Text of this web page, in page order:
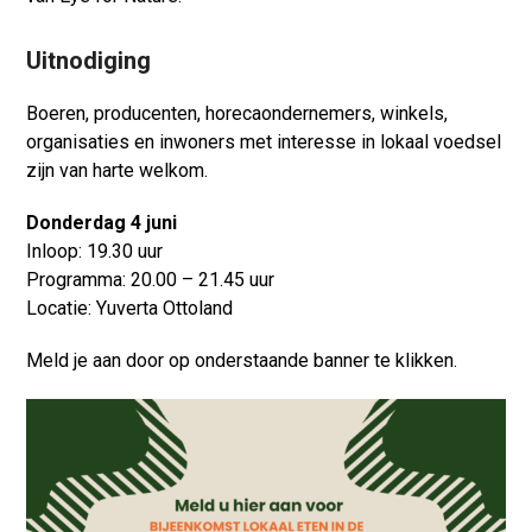
Uitnodiging
Boeren, producenten, horecaondernemers, winkels,
organisaties en inwoners met interesse in lokaal voedsel
zijn van harte welkom.
Donderdag 4 juni
Inloop: 19.30 uur
Programma: 20.00 – 21.45 uur
Locatie: Yuverta Ottoland
Meld je aan door op onderstaande banner te klikken.